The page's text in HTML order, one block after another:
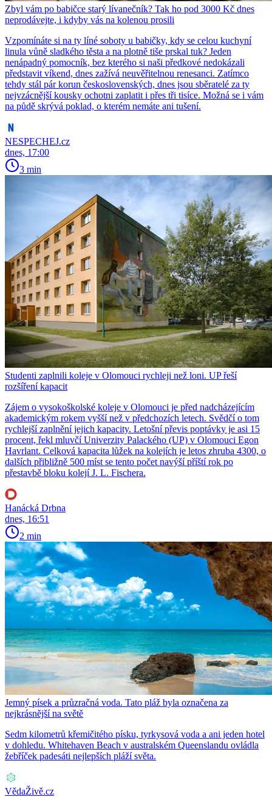
Zbyl vám po babičce starý lívanečník? Tak ho pod 3000 Kč dnes
neprodávejte, i kdyby vás na kolenou prosili
Vzpomínáte si na ty líné soboty u babičky, kdy se celou kuchyní
linula vůně sladkého těsta a na plotně tiše prskal tuk? Jeden
nenápadný pomocník, bez kterého si naši předkové nedokázali
představit víkend, dnes zažívá neuvěřitelnou renesanci. Zatímco
tehdy stál pár korun československých, dnes jsou sběratelé za ty
nejvzácnější kousky ochotni zaplatit i přes tři tisíce. Možná se i vám
na půdě skrývá poklad, o kterém nemáte ani tušení.
NESPECHEJ.cz
dnes, 17:00
3 min
Studenti zaplnili koleje v Olomouci rychleji než loni. UP řeší
rozšíření kapacit
Zájem o vysokoškolské koleje v Olomouci je před nadcházejícím
akademickým rokem vyšší než v předchozích letech. Svědčí o tom
rychlejší zaplnění jejich kapacity. Letošní převis poptávky je asi 15
procent, řekl mluvčí Univerzity Palackého (UP) v Olomouci Egon
Havrlant. Celková kapacita lůžek na kolejích je letos zhruba 4300, o
dalších přibližně 500 míst se tento počet navýší příští rok po
přestavbě bloku kolejí J. L. Fischera.
Hanácká Drbna
dnes, 16:51
2 min
Jemný písek a průzračná voda. Tato pláž byla označena za
nejkrásnější na světě
Sedm kilometrů křemičitého písku, tyrkysová voda a ani jeden hotel
v dohledu. Whitehaven Beach v australském Queenslandu ovládla
žebříček padesáti nejlepších pláží světa.
VědaŽivě.cz